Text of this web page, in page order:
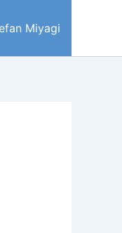
Miyagi